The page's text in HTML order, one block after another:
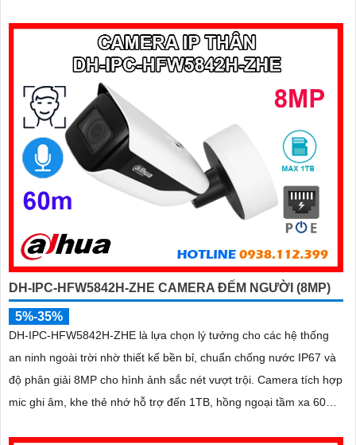
sát ngoài trời, hỗ trợ tính năng quản lý chỗ đỗ xe hiệu quả cho các
DH-IPC-HFW5842H-ZHE CAMERA ĐẾM NGƯỜI (8MP)
5%-35%
DH-IPC-HFW5842H-ZHE là lựa chọn lý tưởng cho các hệ thống
an ninh ngoài trời nhờ thiết kế bền bỉ, chuẩn chống nước IP67 và
độ phân giải 8MP cho hình ảnh sắc nét vượt trội. Camera tích hợp
mic ghi âm, khe thẻ nhớ hỗ trợ đến 1TB, hồng ngoại tầm xa 60m